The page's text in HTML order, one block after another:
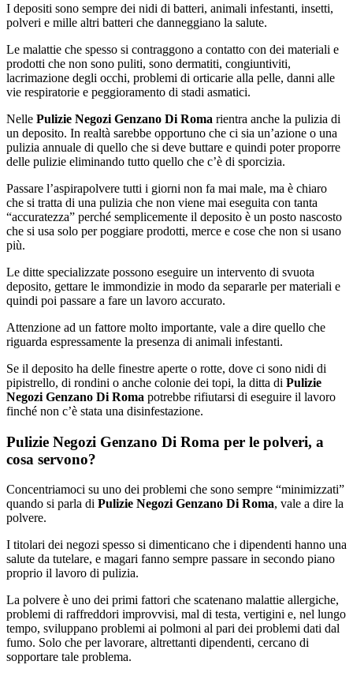
I depositi sono sempre dei nidi di batteri, animali infestanti, insetti,
polveri e mille altri batteri che danneggiano la salute.
Le malattie che spesso si contraggono a contatto con dei materiali e
prodotti che non sono puliti, sono dermatiti, congiuntiviti,
lacrimazione degli occhi, problemi di orticarie alla pelle, danni alle
vie respiratorie e peggioramento di stadi asmatici.
Nelle Pulizie Negozi Genzano Di Roma rientra anche la pulizia di
un deposito. In realtà sarebbe opportuno che ci sia un’azione o una
pulizia annuale di quello che si deve buttare e quindi poter proporre
delle pulizie eliminando tutto quello che c’è di sporcizia.
Passare l’aspirapolvere tutti i giorni non fa mai male, ma è chiaro
che si tratta di una pulizia che non viene mai eseguita con tanta
“accuratezza” perché semplicemente il deposito è un posto nascosto
che si usa solo per poggiare prodotti, merce e cose che non si usano
più.
Le ditte specializzate possono eseguire un intervento di svuota
deposito, gettare le immondizie in modo da separarle per materiali e
quindi poi passare a fare un lavoro accurato.
Attenzione ad un fattore molto importante, vale a dire quello che
riguarda espressamente la presenza di animali infestanti.
Se il deposito ha delle finestre aperte o rotte, dove ci sono nidi di
pipistrello, di rondini o anche colonie dei topi, la ditta di Pulizie
Negozi Genzano Di Roma potrebbe rifiutarsi di eseguire il lavoro
finché non c’è stata una disinfestazione.
Pulizie Negozi Genzano Di Roma per le polveri, a
cosa servono?
Concentriamoci su uno dei problemi che sono sempre “minimizzati”
quando si parla di Pulizie Negozi Genzano Di Roma, vale a dire la
polvere.
I titolari dei negozi spesso si dimenticano che i dipendenti hanno una
salute da tutelare, e magari fanno sempre passare in secondo piano
proprio il lavoro di pulizia.
La polvere è uno dei primi fattori che scatenano malattie allergiche,
problemi di raffreddori improvvisi, mal di testa, vertigini e, nel lungo
tempo, sviluppano problemi ai polmoni al pari dei problemi dati dal
fumo. Solo che per lavorare, altrettanti dipendenti, cercano di
sopportare tale problema.